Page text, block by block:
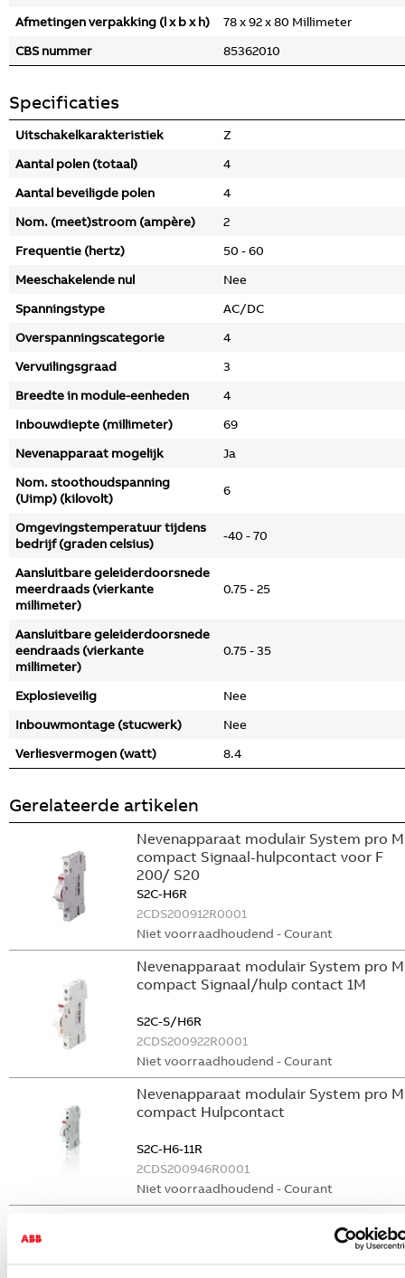
Afmetingen verpakking (l x b x h)
78 x 92 x 80 Millimeter
CBS nummer
85362010
Specificaties
Uitschakelkarakteristiek
Z
Aantal polen (totaal)
4
Aantal beveiligde polen
4
Nom. (meet)stroom (ampère)
2
Frequentie (hertz)
50 - 60
Meeschakelende nul
Nee
Spanningstype
AC/DC
Overspanningscategorie
4
Vervuilingsgraad
3
Breedte in module-eenheden
4
Inbouwdiepte (millimeter)
69
Nevenapparaat mogelijk
Ja
Nom. stoothoudspanning
(Uimp) (kilovolt)
6
Omgevingstemperatuur tijdens
bedrijf (graden celsius)
-40 - 70
Aansluitbare geleiderdoorsnede
meerdraads (vierkante
millimeter)
0.75 - 25
Aansluitbare geleiderdoorsnede
eendraads (vierkante
millimeter)
0.75 - 35
Explosieveilig
Nee
Inbouwmontage (stucwerk)
Nee
Verliesvermogen (watt)
8.4
Gerelateerde artikelen
Nevenapparaat modulair System pro M
compact Signaal-hulpcontact voor F
200/ S20
S2C-H6R
2CDS200912R0001
Niet voorraadhoudend - Courant
Nevenapparaat modulair System pro M
compact Signaal/hulp contact 1M
S2C-S/H6R
2CDS200922R0001
Niet voorraadhoudend - Courant
Nevenapparaat modulair System pro M
compact Hulpcontact
S2C-H6-11R
2CDS200946R0001
Niet voorraadhoudend - Courant